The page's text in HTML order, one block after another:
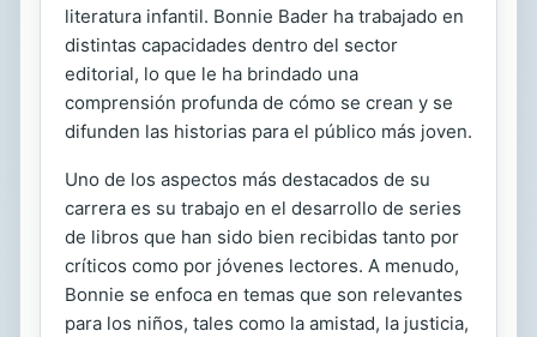
literatura infantil. Bonnie Bader ha trabajado en
distintas capacidades dentro del sector
editorial, lo que le ha brindado una
comprensión profunda de cómo se crean y se
difunden las historias para el público más joven.
Uno de los aspectos más destacados de su
carrera es su trabajo en el desarrollo de series
de libros que han sido bien recibidas tanto por
críticos como por jóvenes lectores. A menudo,
Bonnie se enfoca en temas que son relevantes
para los niños, tales como la amistad, la justicia,